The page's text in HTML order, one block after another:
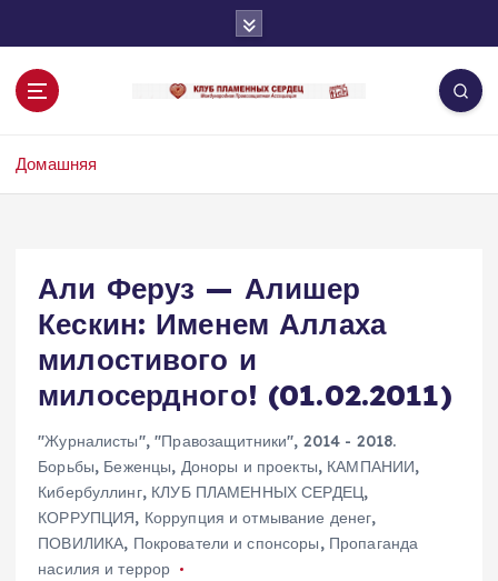
к
Домашняя
Али Феруз — Алишер
Кескин: Именем Аллаха
милостивого и
милосердного! (01.02.2011)
"Журналисты","Правозащитники", 2014 - 2018.
Борьбы, Беженцы, Доноры и проекты, КАМПАНИИ,
Кибербуллинг, КЛУБ ПЛАМЕННЫХ СЕРДЕЦ,
КОРРУПЦИЯ, Коррупция и отмывание денег,
ПОВИЛИКА, Покрователи и спонсоры, Пропаганда
насилия и террор